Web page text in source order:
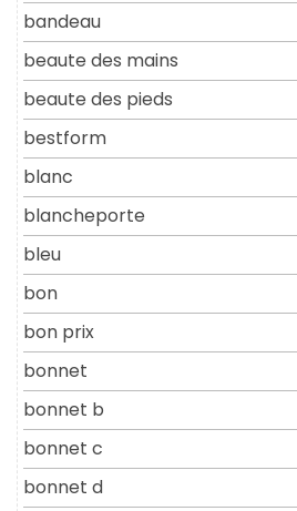
bandeau
beaute des mains
beaute des pieds
bestform
blanc
blancheporte
bleu
bon
bon prix
bonnet
bonnet b
bonnet c
bonnet d